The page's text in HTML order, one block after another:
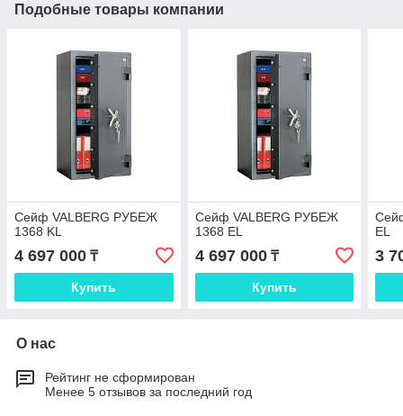
Подобные товары компании
Сейф VALBERG РУБЕЖ
1368 KL
4 697 000 ₸
Купить
Сейф VALBERG РУБЕЖ
1368 EL
4 697 000₸
Купить
EL
3
О нас
Рейтинг не сформирован
Менее 5 отзывов за последний год